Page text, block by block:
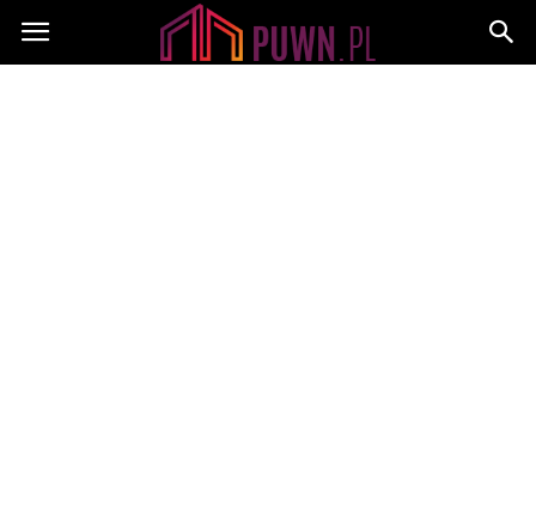
PUWN.pl